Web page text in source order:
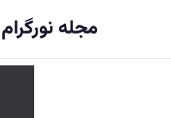
مجله نورگرام